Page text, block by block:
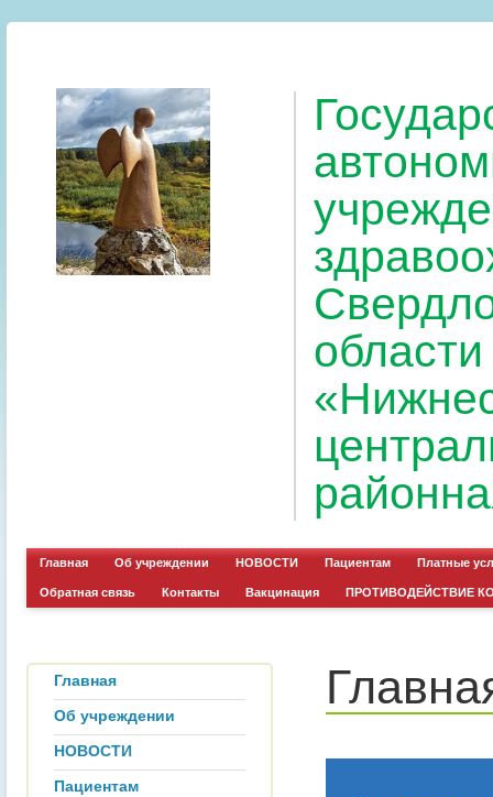
области
Главная Об учреждении НОВОСТИ Пациентам Платные
Обратная связь Контакты Вакцинация ПРОТИВОДЕЙСТВИЕ
Главная
Об учреждении
НОВОСТИ
Пациентам